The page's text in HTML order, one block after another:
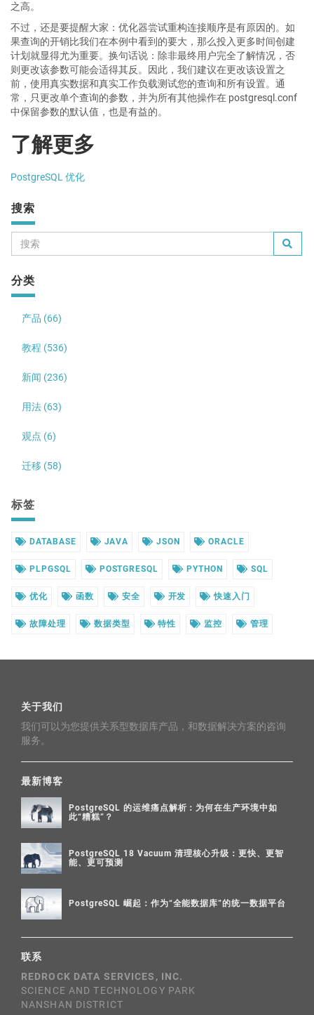
之高。
不过，还是要提醒大家：优化器尝试重构连接顺序是有原因的。如
果查询的开销比我们在本例中看到的要大，那么投入更多时间创建
计划就显得尤为重要。换句话说：除非最终用户完全了解情况，否
则更改该参数可能会适得其反。因此，我们建议在更改该设置之
前，使用真实数据和真实工作负载测试您的查询和所有设置。通
常，只更改单个查询的参数，并为所有其他操作在 postgresql.conf
中保留参数的默认值，也是有益的。
了解更多
PostgreSQL 优化
搜索
分类
产品 (66)
教程 (536)
新闻 (236)
用法 (63)
观点 (6)
迁移 (58)
标签
DATABASE JAVA JSON ORACLE
PLPGSQL POSTGRESQL PYTHON SQL
优化 函数 安全 开发 快速入门
故障处理 数据类型 特性 监控 管理
关于我们
我们可以为您提供关系型数据库产品，和数据解决方案的咨询
服务。
最新博客
PostgreSQL 的运维痛点解析：为何在生产环境中如
此“糟糕”？
PostgreSQL 18 Vacuum 清理核心升级：更快、更智
能、更可预测
PostgreSQL 崛起：作为“全能数据库”的统一数据平台
联系
REDROCK DATA SERVICES, INC.
SCIENCE AND TECHNOLOGY PARK
NANSHAN DISTRICT